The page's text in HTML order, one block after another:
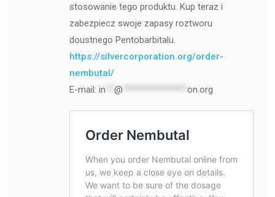
stosowanie tego produktu. Kup teraz i
zabezpiecz swoje zapasy roztworu
doustnego Pentobarbitalu.
https://silvercorporation.org/order-
nembutal/
E-mail: in @ on.org